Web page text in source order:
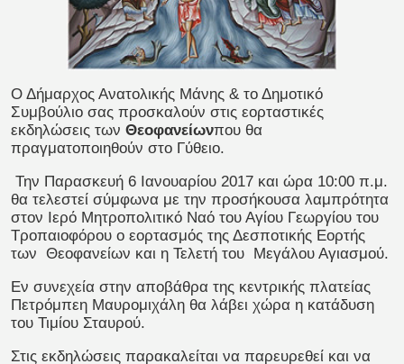
Ο Δήμαρχος Ανατολικής Μάνης & το Δημοτικό
Συμβούλιο σας προσκαλούν στις εορταστικές
εκδηλώσεις των Θεοφανείωνπου θα
πραγματοποιηθούν στο Γύθειο.
Την Παρασκευή 6 Ιανουαρίου 2017 και ώρα 10:00 π.μ.
θα τελεστεί σύμφωνα με την προσήκουσα λαμπρότητα
στον Ιερό Μητροπολιτικό Ναό του Αγίου Γεωργίου του
Τροπαιοφόρου ο εορτασμός της Δεσποτικής Εορτής
των Θεοφανείων και η Τελετή του Μεγάλου Αγιασμού.
Εν συνεχεία στην αποβάθρα της κεντρικής πλατείας
Πετρόμπεη Μαυρομιχάλη θα λάβει χώρα η κατάδυση
του Τιμίου Σταυρού.
Στις εκδηλώσεις παρακαλείται να παρευρεθεί και να